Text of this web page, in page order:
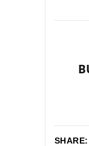
SHARE: